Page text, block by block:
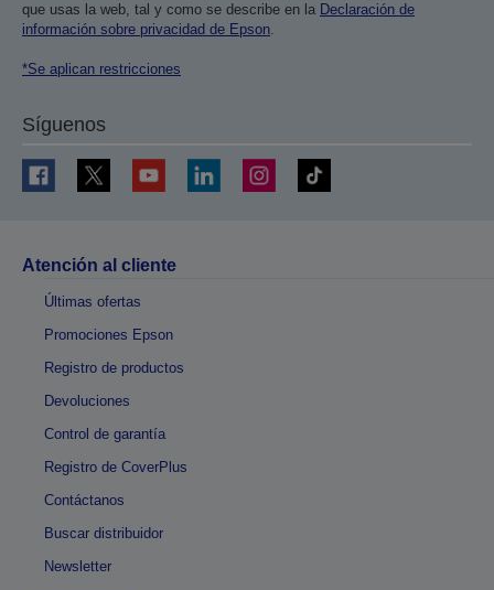
que usas la web, tal y como se describe en la Declaración de
información sobre privacidad de Epson.
*Se aplican restricciones
Síguenos
Atención al cliente
Últimas ofertas
Promociones Epson
Registro de productos
Devoluciones
Control de garantía
Registro de CoverPlus
Contáctanos
Buscar distribuidor
Newsletter